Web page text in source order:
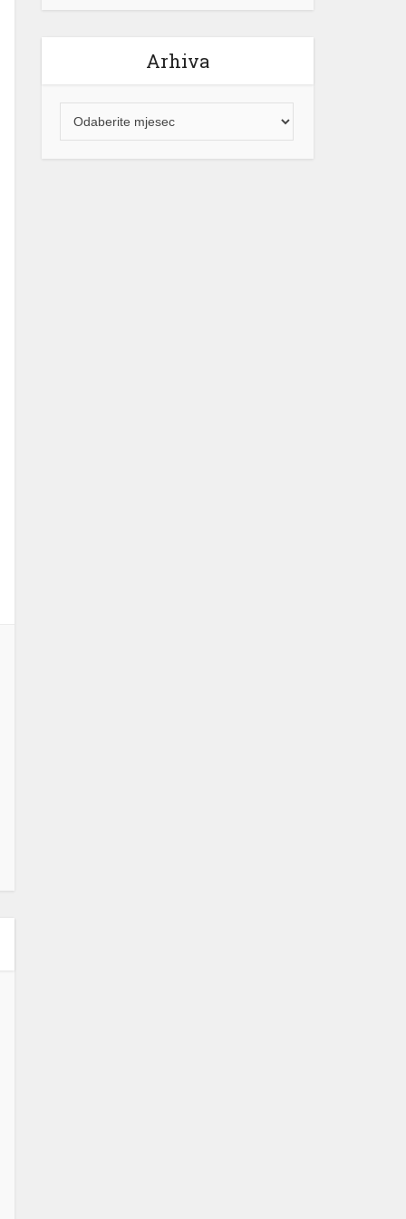
Arhiva